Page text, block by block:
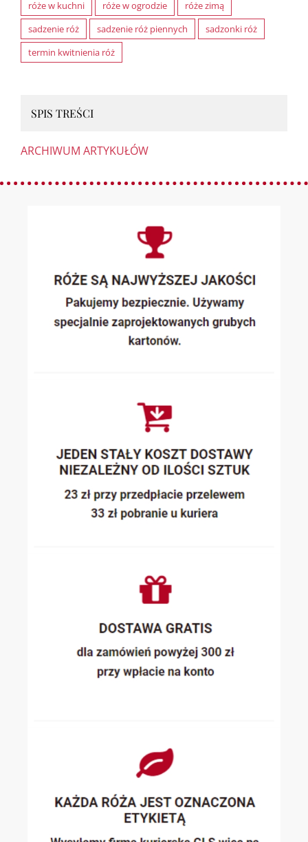
róże w kuchni róże w ogrodzie
róże zimą
sadzenie róż
sadzenie róż piennych
sadzonki róż
termin kwitnienia róż
SPIS TREŚCI
ARCHIWUM ARTYKUŁÓW